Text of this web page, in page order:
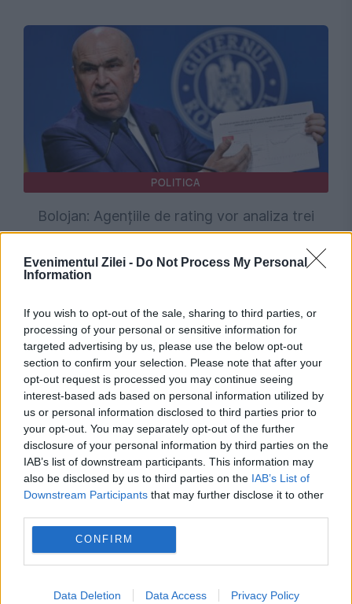
Evenimentul Zilei - Do Not Process My Personal
Information
If you wish to opt-out of the sale, sharing to third parties, or
processing of your personal or sensitive information for
targeted advertising by us, please use the below opt-out
section to confirm your selection. Please note that after your
opt-out request is processed you may continue seeing
interest-based ads based on personal information utilized by
us or personal information disclosed to third parties prior to
your opt-out. You may separately opt-out of the further
disclosure of your personal information by third parties on the
IAB’s list of downstream participants. This information may
also be disclosed by us to third parties on the IAB’s List of
Downstream Participants that may further disclose it to other
CONFIRM
Data Deletion Data Access Privacy Policy
POLITICA
Bolojan: Agențiile de rating vor analiza trei
României
POLITICA
PSD cere activarea mecanismului european
de urgență pentru energie și susține
menținerea centralelor pe cărbune. Critici la